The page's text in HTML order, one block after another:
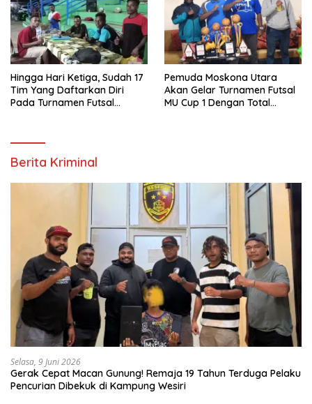
Hingga Hari Ketiga, Sudah 17
Tim Yang Daftarkan Diri
Pada Turnamen Futsal
Pemuda Moskona Utara
Akan Gelar Turnamen Futsal
MU Cup 1 Dengan Total
Berita Kriminal
Selasa, 9 Juni 2026
Gerak Cepat Macan Gunung! Remaja 19 Tahun Terduga Pelaku
Pencurian Dibekuk di Kampung Wesiri